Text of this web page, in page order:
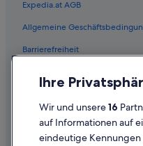
Flüge von Changzhou (CZX)
Flüge von Washington (DCA)
Flüge von Denver (DEN)
Flüge von Dijon (DIJ) nach
Flüge von Düsseldorf (DUS)
Flüge von Esbjerg (EBJ)
Expedia.at AGB
Allgemeine
Barrierefreiheit
Rechtliche Hinweise/Kontakt
Ihre
Wir und unsere16
auf Informationen auf
eindeutige Kennungen